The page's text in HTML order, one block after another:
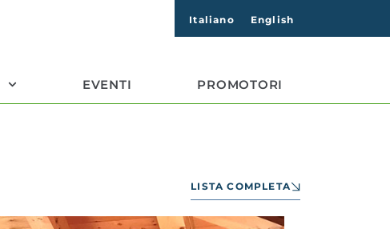
Italiano English
EVENTI PROMOTORI
LISTA COMPLETA